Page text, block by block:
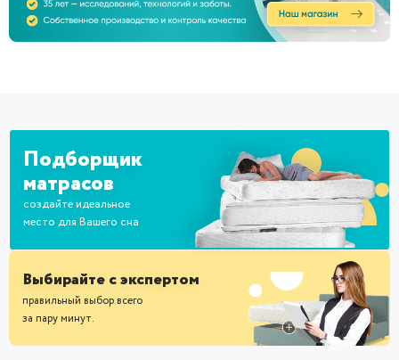
Подборщик
матрасов
cоздайте идеальное
место для Вашего сна
Выбирайте с экспертом
правильный выбор всего
за пару минут.